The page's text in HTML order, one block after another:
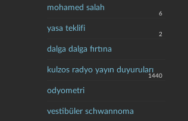
mohamed salah
6
yasa teklifi
2
dalga dalga fırtına
kulzos radyo yayın duyuruları
1440
odyometri
vestibüler schwannoma